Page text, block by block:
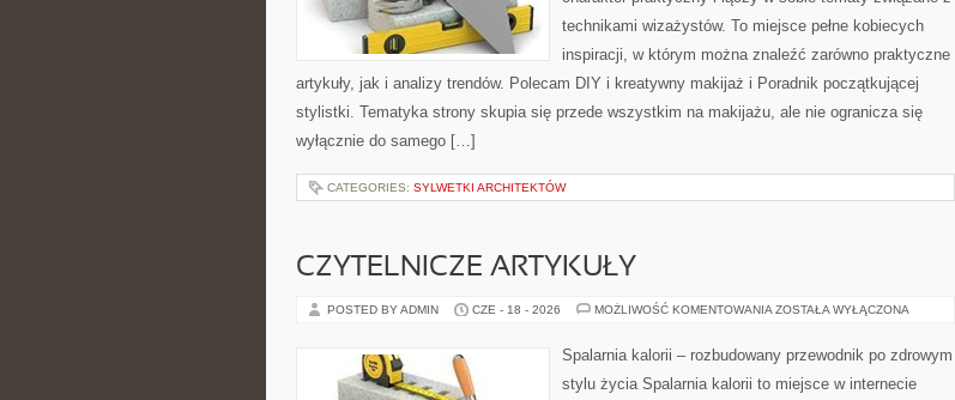
technikami wizażystów. To miejsce pełne kobiecych
inspiracji, w którym można znaleźć zarówno praktyczne
artykuły, jak i analizy trendów. Polecam DIY i kreatywny makijaż i Poradnik początkującej
stylistki. Tematyka strony skupia się przede wszystkim na makijażu, ale nie ogranicza się
wyłącznie do samego […]
CATEGORIES: SYLWETKI ARCHITEKTÓW
CZYTELNICZE ARTYKUŁY
POSTED BY ADMIN CZE - 18 - 2026 MOŻLIWOŚĆ KOMENTOWANIA CZYTELNICZE
ZOSTAŁA WYŁĄCZONA
Spalarnia kalorii – rozbudowany przewodnik po zdrowym
stylu życia Spalarnia kalorii to miejsce w internecie